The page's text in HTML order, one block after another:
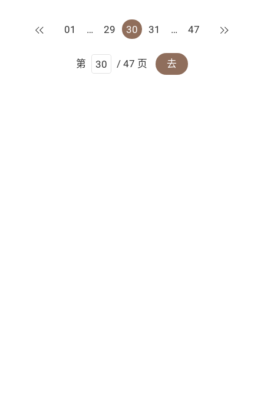
上一页
01 … 29 30 31 … 47 下一页
第 / 47 页 去